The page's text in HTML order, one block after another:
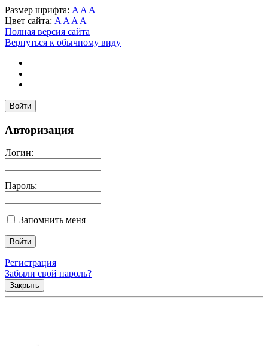
Размер шрифта: A A A
Цвет сайта: A A A A
Полная версия сайта
Вернуться к обычному виду
Войти
Авторизация
Логин:
Пароль:
Запомнить меня
Регистрация
Забыли свой пароль?
Закрыть